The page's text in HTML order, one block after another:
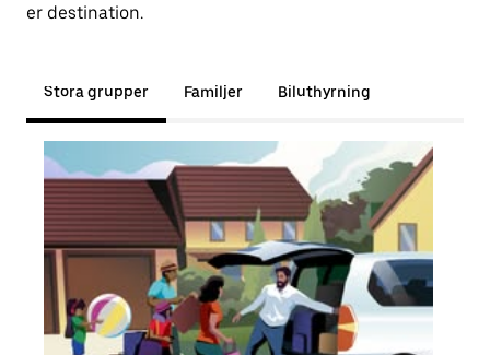
er destination.
Stora grupper Familjer Biluthyrning